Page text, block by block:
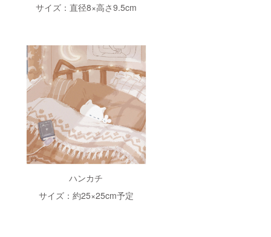
サイズ：直径8×高さ9.5cm
ハンカチ
サイズ：約25×25cm予定